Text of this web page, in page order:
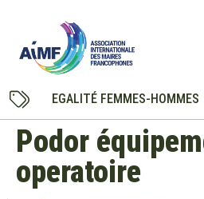
EGALITÉ FEMMES-HOMMES
Podor
operatoire